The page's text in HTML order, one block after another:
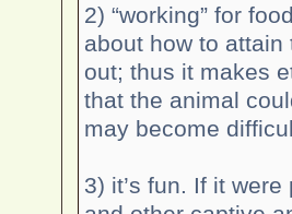
2) “working” for
about how to attain
out; thus it makes
that the animal
may become
3) it’s fun. If it